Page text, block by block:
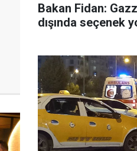
Bakan Fidan:
dışında seçenek